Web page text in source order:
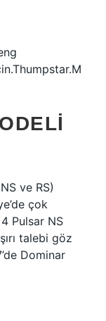
ve RS)
çok
Pulsar NS
talebi göz
Dominar